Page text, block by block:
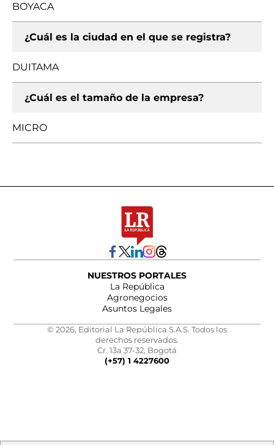
BOYACA
¿Cuál es la ciudad en el que se registra?
DUITAMA
¿Cuál es el tamaño de la empresa?
MICRO
NUESTROS PORTALES
La República
Agronegocios
Asuntos Legales
© 2026, Editorial La República S.A.S. Todos los
derechos reservados.
Cr. 13a 37-32, Bogotá
(+57) 1 4227600